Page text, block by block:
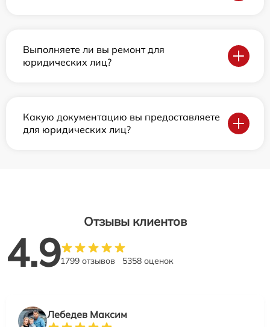
Выполняете ли вы ремонт для
юридических лиц?
Какую документацию вы предоставляете
для юридических лиц?
Отзывы клиентов
4.91799 отзывов 5358 оценок
Лебедев Максим